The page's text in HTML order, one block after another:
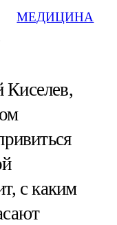
МЕДИЦИНА
с каким